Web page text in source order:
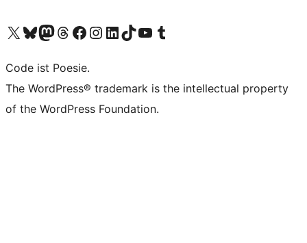
Unser X-Konto (früher Twitter) besuchen
Unser Bluesky-Konto besuchen
Unser Mastodon-Konto besuchen
Unser Threads-Konto besuchen
Unsere Facebook-Seite besuchen
Unser Instagram-Konto besuchen
Unser LinkedIn-Konto besuchen
Unser TikTok-Konto besuchen
Unseren YouTube-Kanal besuchen
Unser Tumblr-Konto besuchen
Code ist Poesie.
The WordPress® trademark is the intellectual property
of the WordPress Foundation.